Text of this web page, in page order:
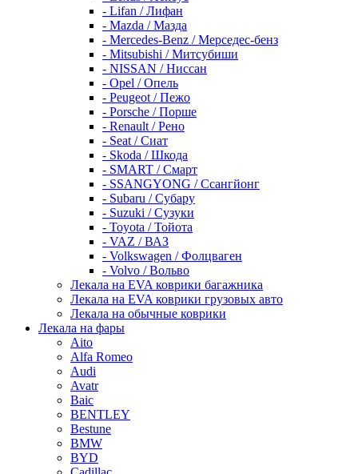
- Lifan / Лифан
- Mazda / Мазда
- Mercedes-Benz / Мерседес-бенз
- Mitsubishi / Митсубиши
- NISSAN / Ниссан
- Opel / Опель
- Peugeot / Пежо
- Porsche / Порше
- Renault / Рено
- Seat / Сиат
- Skoda / Шкода
- SMART / Смарт
- SSANGYONG / Ссангйонг
- Subaru / Субару
- Suzuki / Сузуки
- Toyota / Тойота
- VAZ / ВАЗ
- Volkswagen / Фолцваген
- Volvo / Вольво
Лекала на EVA коврики багажника
Лекала на EVA коврики грузовых авто
Лекала на обычные коврики
Лекала на фары
Aito
Alfa Romeo
Audi
Avatr
Baic
BENTLEY
Bestune
BMW
BYD